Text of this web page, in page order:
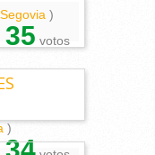
Segovia )
35 votos
)
34